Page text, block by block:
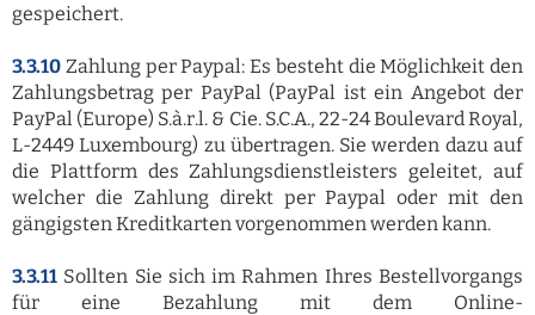
gespeichert.
3.3.10 Zahlung per Paypal: Es besteht die Möglichkeit den
Zahlungsbetrag per PayPal (PayPal ist ein Angebot der
PayPal (Europe) S.à.r.l. & Cie. S.C.A., 22-24 Boulevard Royal,
L-2449 Luxembourg) zu übertragen. Sie werden dazu auf
die Plattform des Zahlungsdienstleisters geleitet, auf
welcher die Zahlung direkt per Paypal oder mit den
gängigsten Kreditkarten vorgenommen werden kann.
3.3.11 Sollten Sie sich im Rahmen Ihres Bestellvorgangs
für eine Bezahlung mit dem Online-